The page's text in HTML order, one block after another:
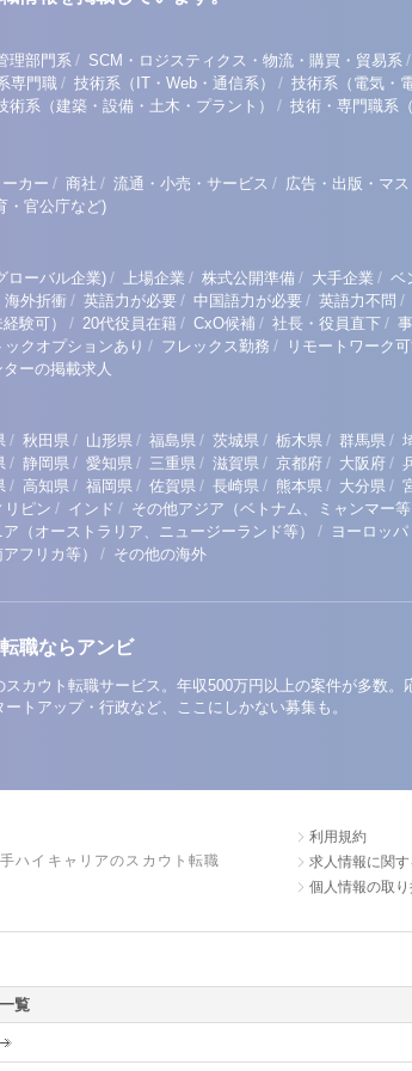
理部門系 / SCM・ロジスティクス・物流・購買・貿易系 /
専門職 / 技術系（IT・Web・通信系） / 技術系（電気・
術系（建築・設備・土木・プラント） / 技術・専門職系
ーカー / 商社 / 流通・小売・サービス / 広告・出版・マス
・官公庁など)
ローバル企業) / 上場企業 / 株式公開準備 / 大手企業 / ベ
海外折衝 / 英語力が必要 / 中国語力が必要 / 英語力不問 /
験可） / 20代役員在籍 / CxO候補 / 社長・役員直下 /
ックオプションあり / フレックス勤務 / リモートワーク
ーの掲載求人
/ 秋田県 / 山形県 / 福島県 / 茨城県 / 栃木県 / 群馬県 /
/ 静岡県 / 愛知県 / 三重県 / 滋賀県 / 京都府 / 大阪府 /
/ 高知県 / 福岡県 / 佐賀県 / 長崎県 / 熊本県 / 大分県 /
リピン / インド / その他アジア（ベトナム、ミャンマー等
（オーストラリア、ニュージーランド等） / ヨーロッ
フリカ等）
/ その他の海外
職ならアンビ
カウト転職サービス。年収500万円以上の案件が多数
トアップ・行政など、ここにしかない募集も。
ハイキャリアのスカウト転職
利用規約
求人情報に関
個人情報の取
覧